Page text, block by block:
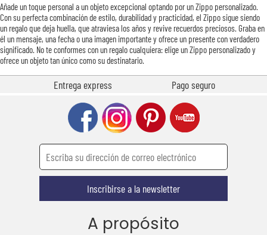
Añade un toque personal a un objeto excepcional optando por un Zippo personalizado.
Con su perfecta combinación de estilo, durabilidad y practicidad, el Zippo sigue siendo
un regalo que deja huella, que atraviesa los años y revive recuerdos preciosos. Graba en
él un mensaje, una fecha o una imagen importante y ofrece un presente con verdadero
significado. No te conformes con un regalo cualquiera: elige un Zippo personalizado y
ofrece un objeto tan único como su destinatario.
Entrega express Pago seguro
Inscribirse a la newsletter
A propósito